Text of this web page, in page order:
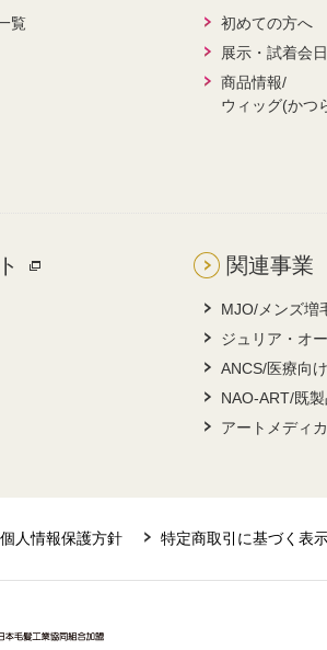
覧
初めての方へ
展示・試着会
商品情報/
ウィッグ(かつ
関連事業
MJO/メンズ増
ジュリア・オ
ANCS/医療向
NAO-ART/既
アートメディ
個人情報保護方針 特定商取引に基づく表